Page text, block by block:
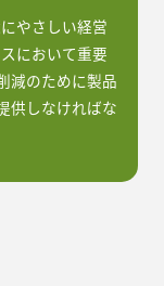
やさしい経営
において重要
減のために製品
供しなければな